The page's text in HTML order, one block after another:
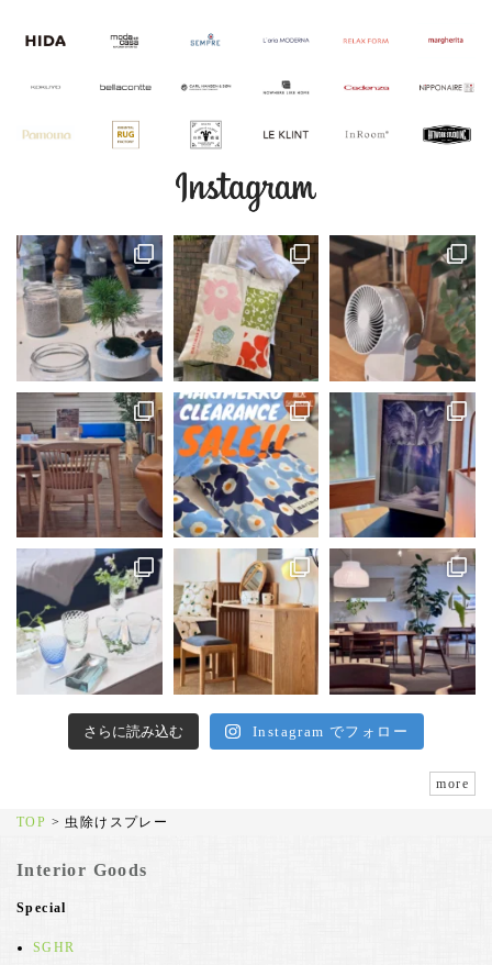
さらに読み込む Instagram でフォロー
more
TOP > 虫除けスプレー
Interior Goods
Special
SGHR